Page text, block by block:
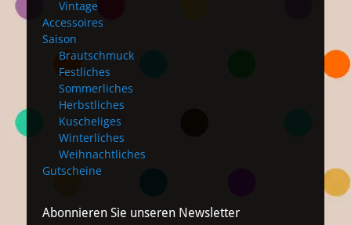
Vintage
Accessoires
Saison
Brautschmuck
Festliches
Sommerliches
Herbstliches
Kuscheliges
Winterliches
Weihnachtliches
Gutscheine
Abonnieren Sie unseren Newsletter